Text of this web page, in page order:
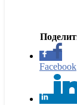
Facebook